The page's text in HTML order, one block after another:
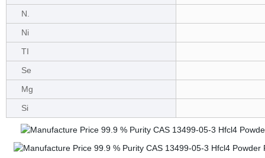
N.
Ni
TI
Se
Mg
Si